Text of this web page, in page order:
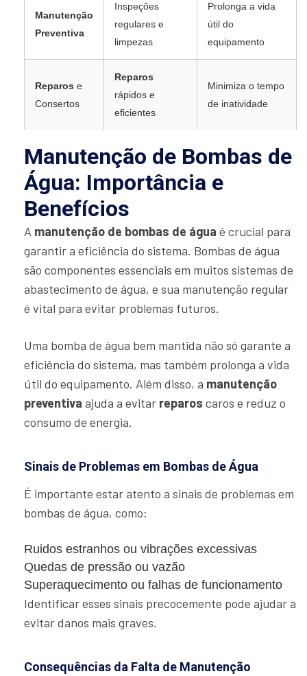
Manutenção
Preventiva
Inspeções
regulares e
limpezas
Prolonga a vida
útil do
equipamento
Reparos e
Consertos
Reparos
rápidos e
eficientes
Minimiza o tempo
de inatividade
Manutenção de Bombas de
Água: Importância e
Benefícios
A manutenção de bombas de água é crucial para
garantir a eficiência do sistema. Bombas de água
são componentes essenciais em muitos sistemas de
abastecimento de água, e sua manutenção regular
é vital para evitar problemas futuros.
Uma bomba de água bem mantida não só garante a
eficiência do sistema, mas também prolonga a vida
útil do equipamento. Além disso, a manutenção
preventiva ajuda a evitar reparos caros e reduz o
consumo de energia.
Sinais de Problemas em Bombas de Água
É importante estar atento a sinais de problemas em
bombas de água, como:
Ruidos estranhos ou vibrações excessivas
Quedas de pressão ou vazão
Superaquecimento ou falhas de funcionamento
Identificar esses sinais precocemente pode ajudar a
evitar danos mais graves.
Consequências da Falta de Manutenção